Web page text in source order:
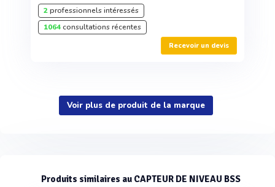
2professionnels intéressés
1064consultations récentes
Recevoir un devis
Voir plus de produit de la marque
Produits similaires au CAPTEUR DE NIVEAU BSS